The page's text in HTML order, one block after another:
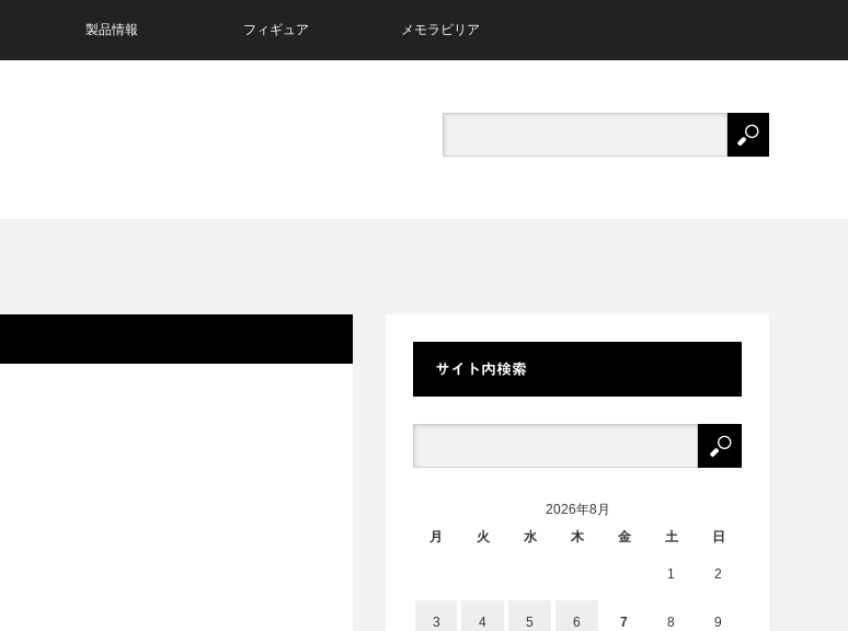
製品情報 フィギュア メモラビリア
サイト内検索
2026年8月
月
火 水 木 金 土 日
1 2
3 4 5 6 7 8 9